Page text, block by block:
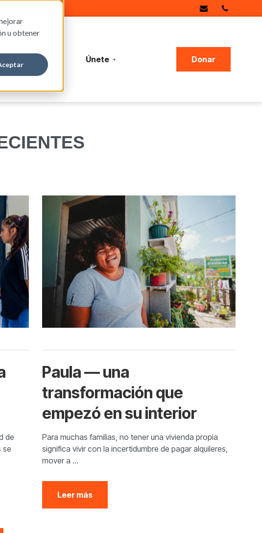
u obtener
Noticias Únete Donar
de
se
Paula — una
transformación que
empezó en su interior
Para muchas familias, no tener una vivienda propia
significa vivir con la incertidumbre de pagar alquileres,
mover a ...
Leer más